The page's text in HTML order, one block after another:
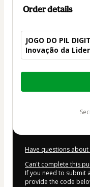
Order details
JOGO DO PIL
Inovação da
Total
Have questions
Can't complete this
If you need to submit
provide the code